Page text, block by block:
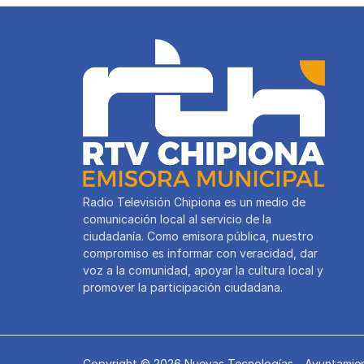
Radio Televisión Chipiona es un medio de
comunicación local al servicio de la
ciudadanía. Como emisora pública, nuestro
compromiso es informar con veracidad, dar
voz a la comunidad, apoyar la cultura local y
promover la participación ciudadana.